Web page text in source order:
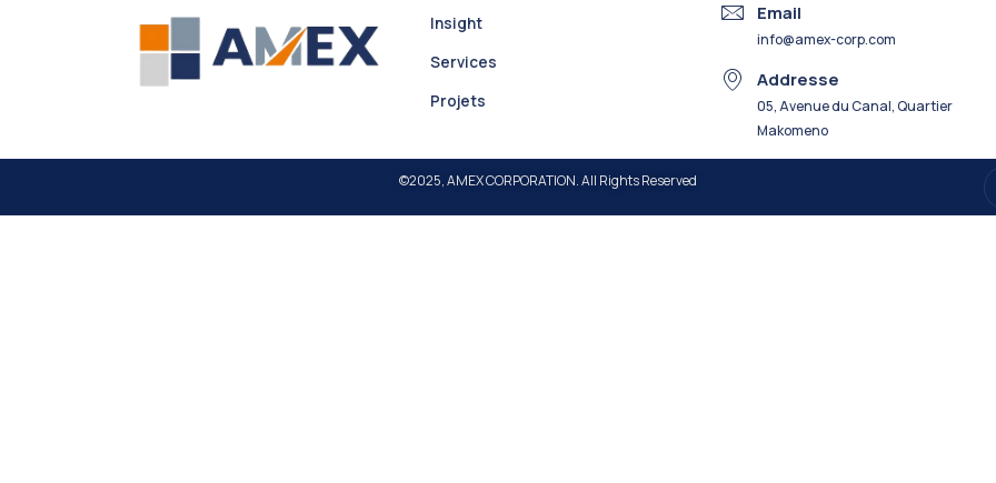
Insight
Services
Projets
Email
info@amex-corp.com
Addresse
05, Avenue du Canal, Quartier
Makomeno
©2025, AMEX CORPORATION. All Rights Reserved